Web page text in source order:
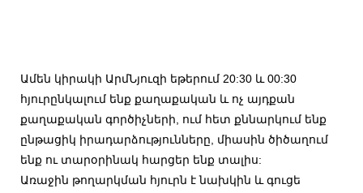
Ամեն կիրակի ԱրմՆյուզի եթերում 20:30 և 00:30
հյուրընկալում ենք քաղաքական և ոչ այդքան
քաղաքական գործիչների, ում հետ քննարկում ենք
ընթացիկ իրադարձությունները, միասին ծիծաղում
ենք ու տարօրինակ հարցեր ենք տալիս:
Առաջին թողարկման հյուրն է նախկին և գուցե